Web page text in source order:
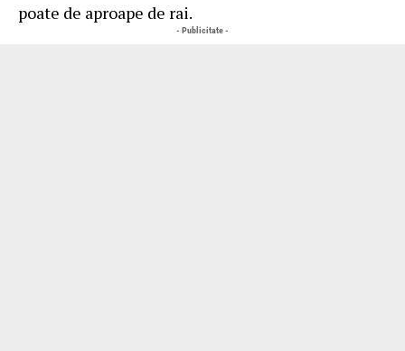
poate de aproape de rai.
- Publicitate -